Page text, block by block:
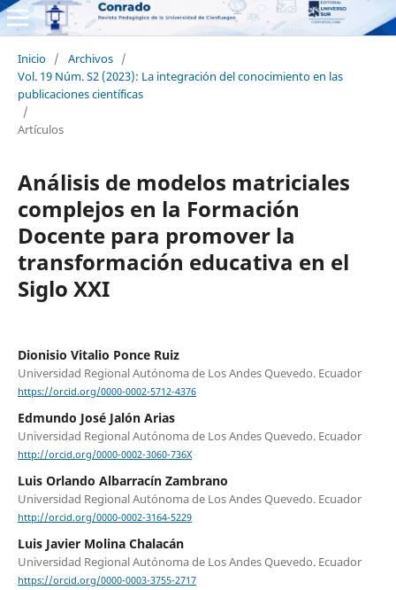
Inicio / Archivos /
Vol. 19 Núm. S2 (2023): La integración del conocimiento en las
publicaciones científicas
/
Artículos
Análisis de modelos matriciales
complejos en la Formación
Docente para promover la
transformación educativa en el
Siglo XXI
Dionisio Vitalio Ponce Ruiz
Universidad Regional Autónoma de Los Andes Quevedo. Ecuador
https://orcid.org/0000-0002-5712-4376
Edmundo José Jalón Arias
Universidad Regional Autónoma de Los Andes Quevedo. Ecuador
http://orcid.org/0000-0002-3060-736X
Luis Orlando Albarracín Zambrano
Universidad Regional Autónoma de Los Andes Quevedo. Ecuador
http://orcid.org/0000-0002-3164-5229
Luis Javier Molina Chalacán
Universidad Regional Autónoma de Los Andes Quevedo. Ecuador
https://orcid.org/0000-0003-3755-2717